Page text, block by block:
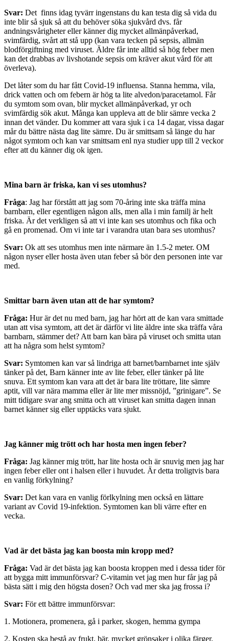
Svar: Det finns idag tyvärr ingenstans du kan testa dig så vida du
inte blir så sjuk så att du behöver söka sjukvård dvs. får
andningsvårigheter eller känner dig mycket allmänpåverkad,
svimfärdig, svårt att stå upp (kan vara tecken på sepsis, allmän
blodförgiftning med viruset. Äldre får inte alltid så hög feber men
kan det drabbas av livshotande sepsis om kräver akut vård för att
överleva).
Det låter som du har fått Covid-19 influensa. Stanna hemma, vila,
drick vatten och om febern är hög ta lite alvedon/paracetamol. Får
du symtom som ovan, blir mycket allmänpåverkad, yr och
svimfärdig sök akut. Många kan uppleva att de blir sämre vecka 2
innan det vänder. Du kommer att vara sjuk i ca 14 dagar, vissa dagar
mår du bättre nästa dag lite sämre. Du är smittsam så länge du har
något symtom och kan var smittsam enl nya studier upp till 2 veckor
efter att du känner dig ok igen.
Mina barn är friska, kan vi ses utomhus?
Fråga: Jag har förstått att jag som 70-åring inte ska träffa mina
barnbarn, eller egentligen någon alls, men alla i min familj är helt
friska. Är det verkligen så att vi inte kan ses utomhus och fika och
gå en promenad. Om vi inte tar i varandra utan bara ses utomhus?
Svar: Ok att ses utomhus men inte närmare än 1.5-2 meter. OM
någon nyser eller hosta även utan feber så bör den personen inte var
med.
Smittar barn även utan att de har symtom?
Fråga: Hur är det nu med barn, jag har hört att de kan vara smittade
utan att visa symtom, att det är därför vi lite äldre inte ska träffa våra
barnbarn, stämmer det? Att barn kan bära på viruset och smitta utan
att ha några som helst symtom?
Svar: Symtomen kan var så lindriga att barnet/barnbarnet inte själv
tänker på det, Barn känner inte av lite feber, eller tänker på lite
snuva. Ett symtom kan vara att det är bara lite tröttare, lite sämre
aptit, vill var nära mamma eller är lite mer missnöjd, ”grinigare”. Se
mitt tidigare svar ang smitta och att viruset kan smitta dagen innan
barnet känner sig eller upptäcks vara sjukt.
Jag känner mig trött och har hosta men ingen feber?
Fråga: Jag känner mig trött, har lite hosta och är snuvig men jag har
ingen feber eller ont i halsen eller i huvudet. Är detta troligtvis bara
en vanlig förkylning?
Svar: Det kan vara en vanlig förlkylning men också en lättare
variant av Covid 19-infektion. Symtomen kan bli värre efter en
vecka.
Vad är det bästa jag kan boosta min kropp med?
Fråga: Vad är det bästa jag kan boosta kroppen med i dessa tider för
att bygga mitt immunförsvar? C-vitamin vet jag men hur får jag på
bästa sätt i mig den högsta dosen? Och vad mer ska jag frossa i?
Svar: För ett bättre immunförsvar:
1. Motionera, promenera, gå i parker, skogen, hemma gympa
2. Kosten ska bestå av frukt, bär, mycket grönsaker i olika färger,